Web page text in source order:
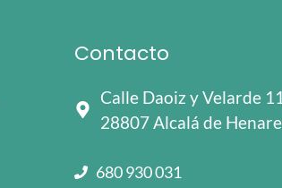
Contacto
Calle Daoiz y Velarde
28807 Alcalá de
680 930 031